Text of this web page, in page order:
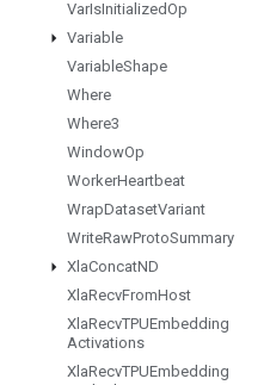
VarIsInitializedOp
Variable
VariableShape
Where
Where3
WindowOp
WorkerHeartbeat
WrapDatasetVariant
WriteRawProtoSummary
XlaConcatND
XlaRecvFromHost
XlaRecvTPUEmbedding
Activations
XlaRecvTPUEmbedding
최신 소식 확인하기
블로그